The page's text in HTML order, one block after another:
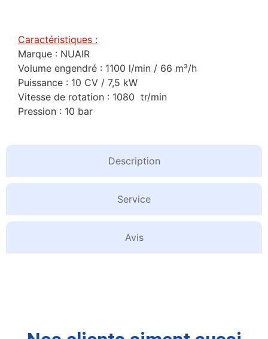
Description
Service
Avis
Caractéristiques :
Marque : NUAIR
Volume engendré : 1100 l/min / 66 m³/h
Puissance : 10 CV / 7,5 kW
Vitesse de rotation : 1080 tr/min
Pression : 10 bar